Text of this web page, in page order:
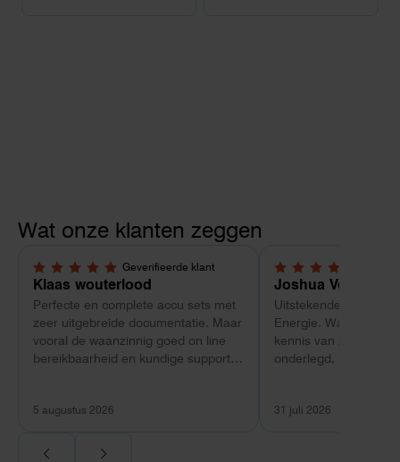
Wat onze klanten zeggen
Geverifieerde klant
5,0 van 5 sterren
Klaas wouterlood
Perfecte en complete accu sets met
zeer uitgebreide documentatie. Maar
vooral de waanzinnig goed on line
bereikbaarheid en kundige support
5 augustus 2026
5,0 van 5 sterren
Joshua Verdonk
Uitstekende ervaring
Energie. Wat vooral
kennis van zaken:
onderlegd, heldere
Ook de nazorg is
31 juli 2026